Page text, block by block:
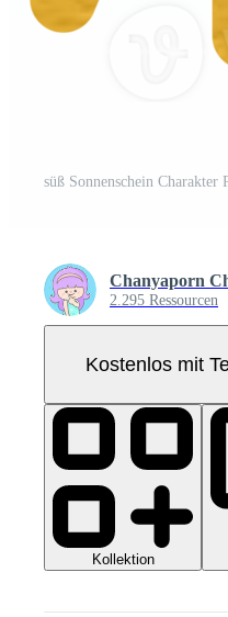
süß Sonnenschein Charakter
Chanyaporn
2.295 Ressourcen
Kostenlos mit
Kollektion